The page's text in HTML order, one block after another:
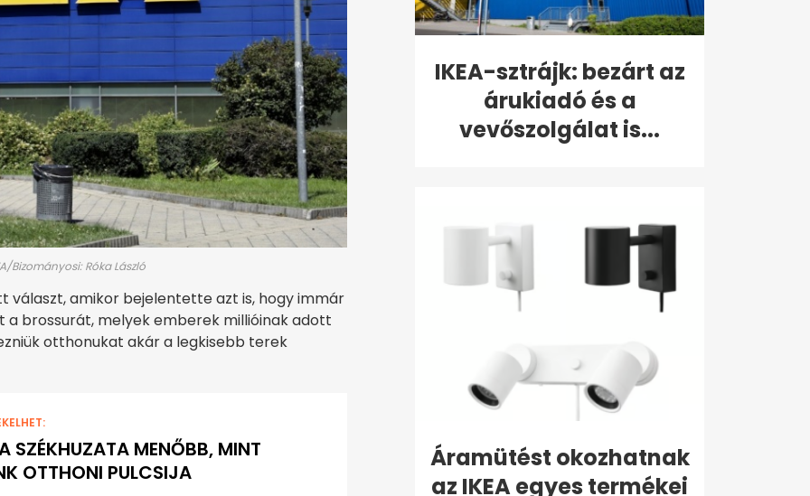
Bizományosi: Róka László
választ, amikor bejelentette azt is, hogy immár
brossurát, melyek emberek millióinak adott
otthonukat akár a legkisebb terek
SZÉKHUZATA MENŐBB, MINT
OTTHONI PULCSIJA
IKEA-sztrájk: bezárt az
árukiadó és a
vevőszolgálat is...
Áramütést okozhatnak
az IKEA egyes termékei